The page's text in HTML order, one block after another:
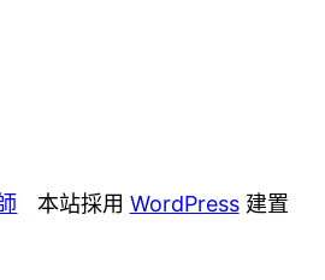
本站採用 WordPress建置